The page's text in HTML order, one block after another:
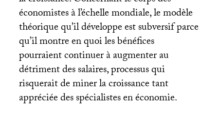
économistes à l’échelle mondiale, le modèle
théorique qu’il développe est subversif parce
qu’il montre en quoi les bénéfices
pourraient continuer à augmenter au
détriment des salaires, processus qui
risquerait de miner la croissance tant
appréciée des spécialistes en économie.